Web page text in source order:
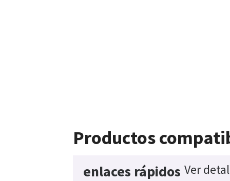
Productos
enlaces rápidos Ver